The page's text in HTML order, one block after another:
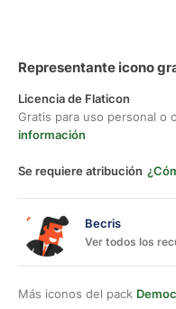
Representante icono
Licencia de Flaticon
Gratis para uso personal o
información
Se requiere atribución
Becris
Ver todos los
Más iconos del pack